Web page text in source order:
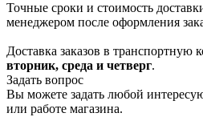
Точные сроки и стоимость
менеджером после оформления
Доставка заказов в транспортную
вторник, среда и четверг.
Задать вопрос
Вы можете задать любой
или работе магазина.